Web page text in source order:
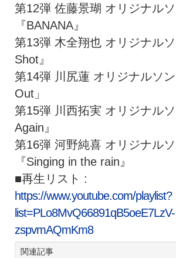
第12弾 佐藤景瑚 オリジナル
『BANANA』
第13弾 木全翔也 オリジナル
Shot』
第14弾 川尻蓮 オリジナルソ
Out」
第15弾 川西拓実 オリジナル
Again』
第16弾 河野純喜 オリジナル
『Singing in the rain』
■再生リスト :
https://www.youtube.com/playlist?
list=PLo8MvQ66891qB5oeE7LzV-
zspvmAQmKm8
関連記事